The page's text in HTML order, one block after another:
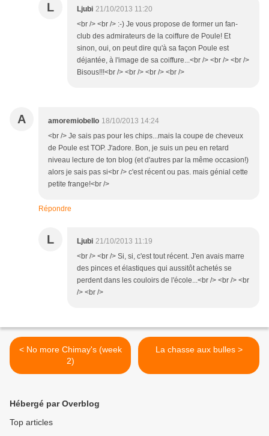
L Ljubi 21/10/2013 11:20
<br /> <br /> :-) Je vous propose de former un fan-
club des admirateurs de la coiffure de Poule! Et
sinon, oui, on peut dire qu'à sa façon Poule est
déjantée, à l'image de sa coiffure...<br /> <br /> <br />
Bisous!!!<br /> <br /> <br /> <br />
A amoremiobello 18/10/2013 14:24
<br /> Je sais pas pour les chips...mais la coupe de cheveux
de Poule est TOP. J'adore. Bon, je suis un peu en retard
niveau lecture de ton blog (et d'autres par la même occasion!)
alors je sais pas si<br /> c'est récent ou pas. mais génial cette
petite frange!<br />
Répondre
L Ljubi 21/10/2013 11:19
<br /> <br /> Si, si, c'est tout récent. J'en avais marre
des pinces et élastiques qui aussitôt achetés se
perdent dans les couloirs de l'école...<br /> <br /> <br
/> <br />
< No more Chimay's (week
2)
La chasse aux bulles >
Hébergé par Overblog
Top articles